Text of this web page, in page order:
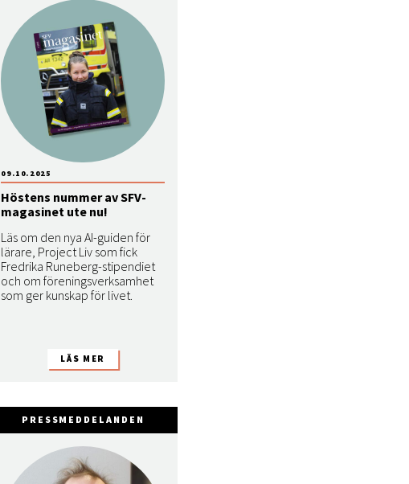
Höstens nummer av SFV-
magasinet ute nu!
Läs om den nya AI-guiden för
lärare, Project Liv som fick
Fredrika Runeberg-stipendiet
och om föreningsverksamhet
som ger kunskap för livet.
09.10.2025
PRESSMEDDELANDEN